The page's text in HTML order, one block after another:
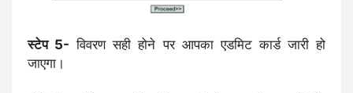
स्टेप 5- विवरण सही होने पर आपका एडमिट कार्ड जारी हो
जाएगा।